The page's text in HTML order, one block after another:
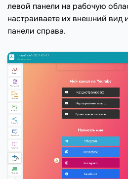
левой панели на рабочую
настраиваете их внешний вид
панели справа.